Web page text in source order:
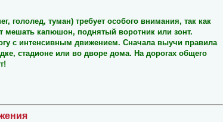
гололед, туман) требует особого внимания, так как
мешать капюшон, поднятый воротник или зонт.
с интенсивным движением. Сначала выучи правила
стадионе или во дворе дома. На дорогах общего